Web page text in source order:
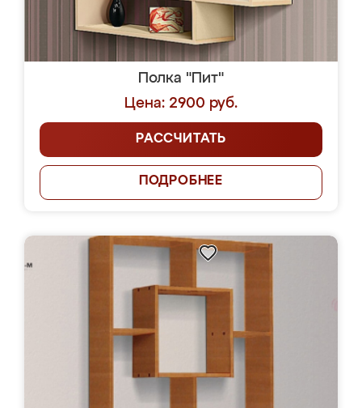
Полка "Пит"
Цена: 2900 руб.
РАССЧИТАТЬ
ПОДРОБНЕЕ